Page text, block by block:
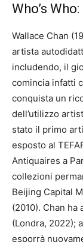
Who’s
Wallace Chan
artista
includendo, il
comincia infatti
conquista un
dell’utilizzo
stato il primo
esposto al
Antiquaires a
collezioni
Beijing Capital
(2010). Chan
(Londra, 2022);
esporrà